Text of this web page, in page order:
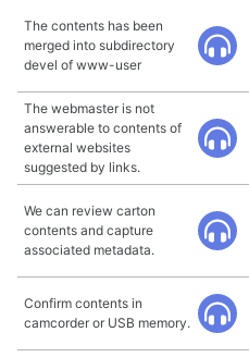
The contents has been
merged into subdirectory
devel of www-user
The webmaster is not
answerable to contents of
external websites
suggested by links.
We can review carton
contents and capture
associated metadata.
Confirm contents in
camcorder or USB memory.